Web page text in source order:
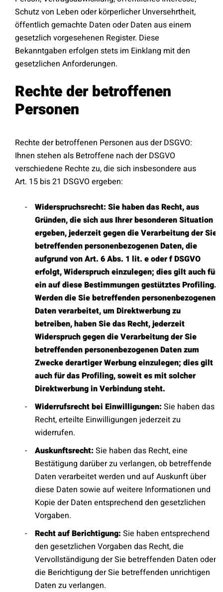
Schutz von Leben oder körperlicher Unversehrtheit,
öffentlich gemachte Daten oder Daten aus einem
gesetzlich vorgesehenen Register. Diese
Bekanntgaben erfolgen stets im Einklang mit den
gesetzlichen Anforderungen.
Rechte der betroffenen
Personen
Rechte der betroffenen Personen aus der DSGVO:
Ihnen stehen als Betroffene nach der DSGVO
verschiedene Rechte zu, die sich insbesondere aus
Art. 15 bis 21 DSGVO ergeben:
Widerspruchsrecht: Sie haben das Recht, aus
Gründen, die sich aus Ihrer besonderen Situation
ergeben, jederzeit gegen die Verarbeitung der Sie
betreffenden personenbezogenen Daten, die
aufgrund von Art. 6 Abs. 1 lit. e oder f DSGVO
erfolgt, Widerspruch einzulegen; dies gilt auch für
ein auf diese Bestimmungen gestütztes Profiling.
Werden die Sie betreffenden personenbezogenen
Daten verarbeitet, um Direktwerbung zu
betreiben, haben Sie das Recht, jederzeit
Widerspruch gegen die Verarbeitung der Sie
betreffenden personenbezogenen Daten zum
Zwecke derartiger Werbung einzulegen; dies gilt
auch für das Profiling, soweit es mit solcher
Direktwerbung in Verbindung steht.
Widerrufsrecht bei Einwilligungen: Sie haben das
Recht, erteilte Einwilligungen jederzeit zu
widerrufen.
Auskunftsrecht: Sie haben das Recht, eine
Bestätigung darüber zu verlangen, ob betreffende
Daten verarbeitet werden und auf Auskunft über
diese Daten sowie auf weitere Informationen und
Kopie der Daten entsprechend den gesetzlichen
Vorgaben.
Recht auf Berichtigung: Sie haben entsprechend
den gesetzlichen Vorgaben das Recht, die
Vervollständigung der Sie betreffenden Daten oder
die Berichtigung der Sie betreffenden unrichtigen
Daten zu verlangen.